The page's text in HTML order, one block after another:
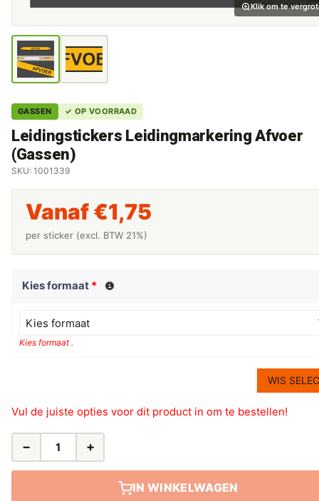
Klik om te
GASSEN ✓ OP VOORRAAD
Leidingstickers Leidingmarkering Afvoer
(Gassen)
SKU: 1001339
Vanaf €1,75
per sticker (excl. BTW 21%)
Kies formaat *
Kies formaat
Kies formaat .
WIS
Vul de juiste opties voor dit product in om te bestellen!
LEIDINGSTICKERS
− +
IN WINKELWAGEN